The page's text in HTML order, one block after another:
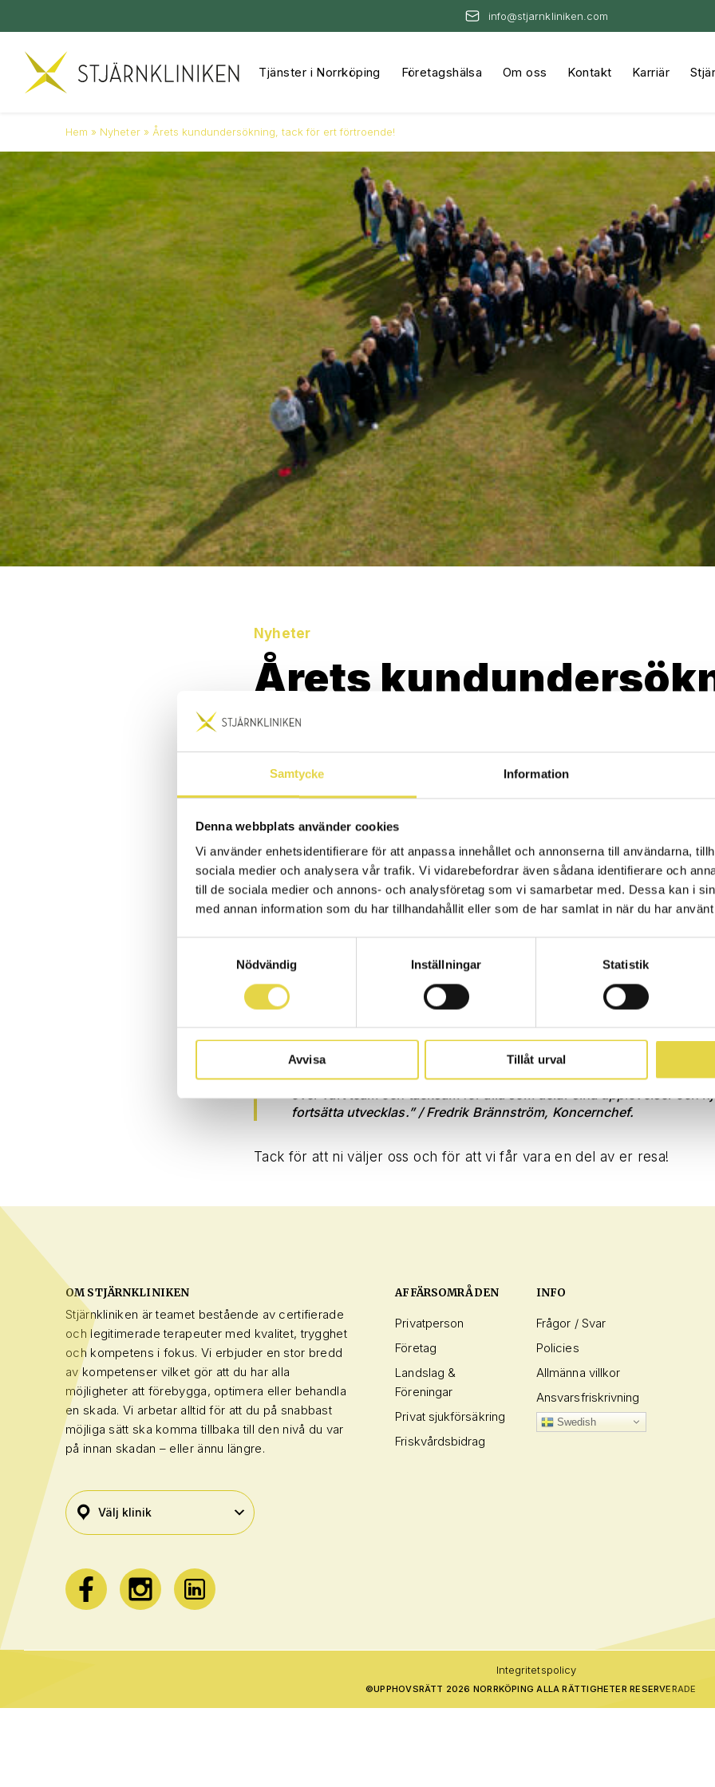
Samtycke Information
Denna webbplats använder cookies
Vi använder enhetsidentifierare för att anpassa innehållet och annonserna till användarna,
sociala medier och analysera vår trafik. Vi vidarebefordrar även sådana identifierare och
till de sociala medier och annons- och analysföretag som vi samarbetar med. Dessa kan i
med annan information som du har tillhandahållit eller som de har samlat in när du har
Nödvändig
Inställningar Statistik
Avvisa Tillåt urval
info@stjarnkliniken.com
Hoppa
Tjänster i Norrköping Företagshälsa Om oss Kontakt Karriär
Hem » Nyheter» Årets kundundersökning, tack för ert förtroende!
Nyheter
Årets
tack för ert
PUBLICERAD 2026-02-25
Vi har nyligen genomfört vår kundundersökning och bjudit in er
Stjärnkliniken att dela era upplevelser och synpunkter. För oss
sätt att lyssna, lära och fortsätta utvecklas! Alltid med kvalitet,
omtanke i fokus.
Årets kundundersökning visar en hög upplevd trygghet och ett starkt
Vi vill rikta ett varmt tack till alla som tog sig tid att svara. Er
mycket och hjälper oss att fortsätta vara den klinik ni känner
”Stjärnkliniken har för mig alltid handlat om förtroende. Att våra
komma till oss och känner sig trygga är det finaste kvittot vi kan få.
över vårt team och tacksam för alla som delar sina upplevelser och
fortsätta utvecklas.”/ Fredrik Brännström, Koncernchef.
Tack för att ni väljer oss och för att vi får vara en del av er resa!
OM STJÄRNKLINIKEN
Stjärnkliniken är teamet bestående av certifierade
och legitimerade terapeuter med kvalitet, trygghet
och kompetens i fokus. Vi erbjuder en stor bredd
av kompetenser vilket gör att du har alla
möjligheter att förebygga, optimera eller behandla
en skada. Vi arbetar alltid för att du på snabbast
möjliga sätt ska komma tillbaka till den nivå du var
på innan skadan – eller ännu längre.
AFFÄRSOMRÅDEN
Privatperson
Företag
Landslag &
Föreningar
Privat sjukförsäkring
Friskvårdsbidrag
INFO
Frågor / Svar
Policies
Allmänna villkor
Ansvarsfriskrivning
Swedish
Integritetspolicy
©UPPHOVSRÄTT 2026 NORRKÖPING ALLA RÄTTIGHETER RESERVERADE